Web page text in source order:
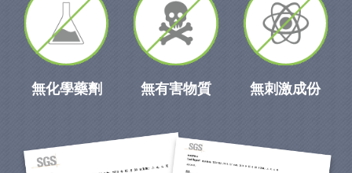
無化學藥劑 無有害物質 無刺激成份